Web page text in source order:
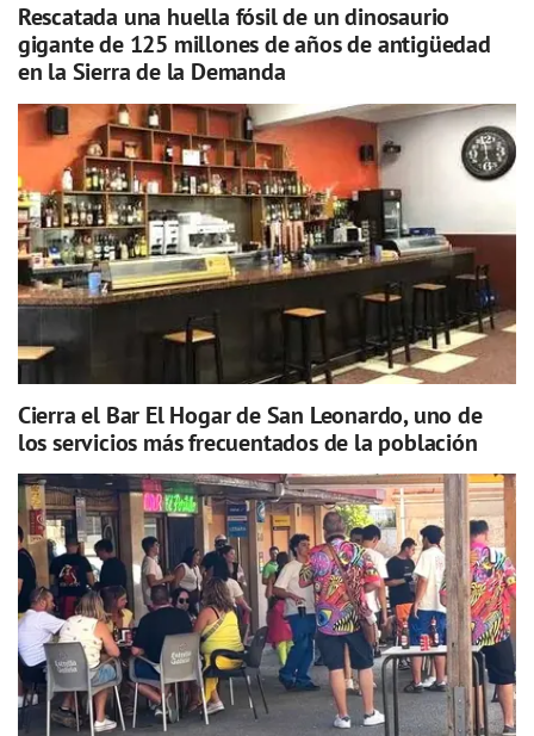
Rescatada una huella fósil de un dinosaurio
gigante de 125 millones de años de antigüedad
en la Sierra de la Demanda
Cierra el Bar El Hogar de San Leonardo, uno de
los servicios más frecuentados de la población